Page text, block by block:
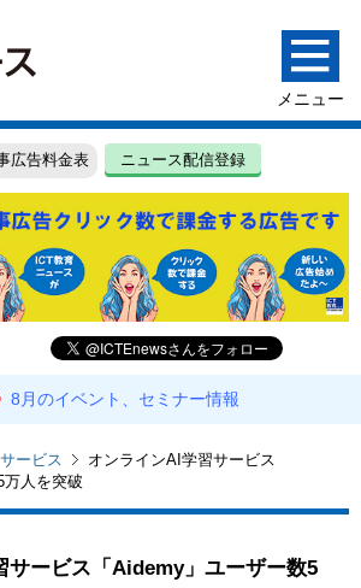
広告料金表 ニュース配信登録
8月のイベント、セミナー情報
ービス
オンラインAI学習サービス
万人を突破
サービス「Aidemy」ユーザー数5